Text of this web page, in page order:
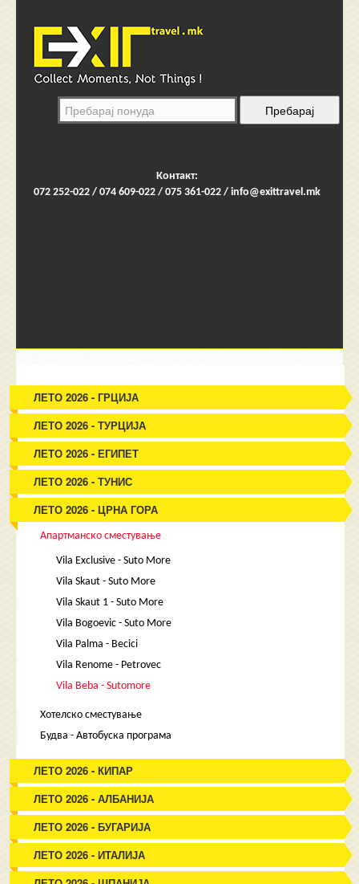
Контакт:
072 252-022 / 074 609-022 / 075 361-022 / info@exittravel.mk
ЛЕТО 2026 - ГРЦИЈА
ЛЕТО 2026 - ТУРЦИЈА
ЛЕТО 2026 - ЕГИПЕТ
ЛЕТО 2026 - ТУНИС
ЛЕТО 2026 - ЦРНА ГОРА
Апартманско сместување
Vila Exclusive - Suto More
Vila Skaut - Suto More
Vila Skaut 1 - Suto More
Vila Bogoevic - Suto More
Vila Palma - Becici
Vila Renome - Petrovec
Vila Beba - Sutomore
Хотелско сместување
Будва - Автобуска програма
ЛЕТО 2026 - КИПАР
ЛЕТО 2026 - АЛБАНИЈА
ЛЕТО 2026 - БУГАРИЈА
ЛЕТО 2026 - ИТАЛИЈА